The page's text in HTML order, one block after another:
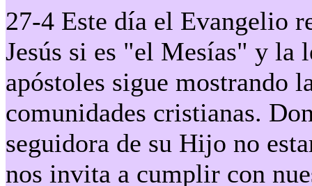
27-4 Este día el Evangelio
Jesús si es "el Mesías" y la
apóstoles sigue mostrando
comunidades cristianas.
seguidora de su Hijo no
nos invita a cumplir con